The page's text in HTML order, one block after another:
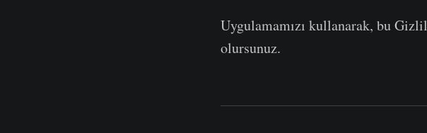
Uygulamamızı kullanarak, bu
olursunuz.